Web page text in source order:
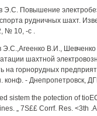
Э.С. Повышение
рудничных шахт.
№ 10, -с .
Э.С.,Агеенко В.И.,
шахтной
на горнорудных
конф. - Днепропетровск,
sistem the potection of
„ 7S££ Corrf. Res. <3th